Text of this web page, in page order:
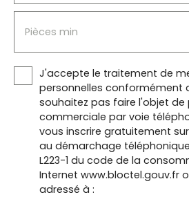
Pièces min
J'accepte le traitement de
personnelles conformément
souhaitez pas faire l'objet
commerciale par voie
vous inscrire gratuitement
au démarchage
L223-1 du code de la
Internet www.bloctel.gouv.fr
adressé à :